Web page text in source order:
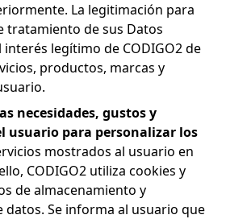
La legitimación para
tratamiento de sus Datos
interés legítimo de CODIGO2 de
productos, marcas y
necesidades, gustos y
usuario para personalizar los
mostrados al usuario en
CODIGO2 utiliza cookies y
de almacenamiento y
datos. Se informa al usuario que